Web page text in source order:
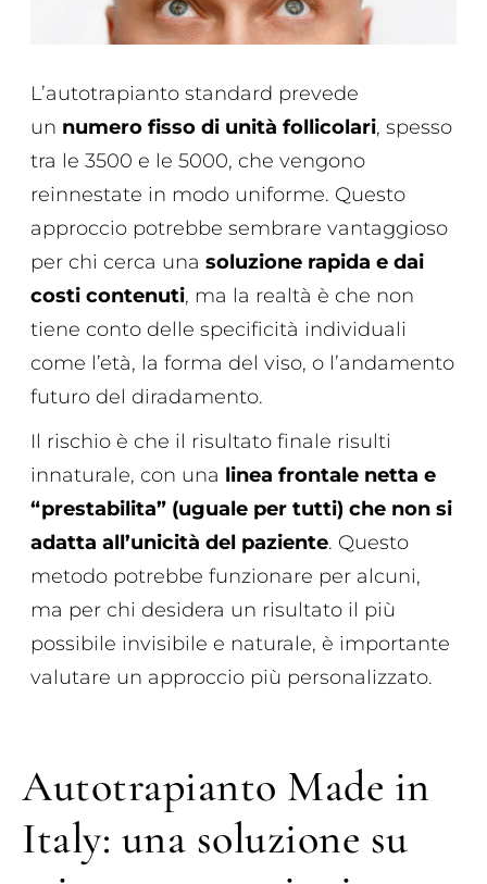
L’autotrapianto standard prevede
un numero fisso di unità follicolari, spesso
tra le 3500 e le 5000, che vengono
reinnestate in modo uniforme. Questo
approccio potrebbe sembrare vantaggioso
per chi cerca unasoluzione rapida e dai
costi contenuti, ma la realtà è che non
tiene conto delle specificità individuali
come l’età, la forma del viso, o l’andamento
futuro del diradamento.
Il rischio è che il risultato finale risulti
innaturale, con una linea frontale netta e
“prestabilita” (uguale per tutti) che non si
adatta all’unicità del paziente. Questo
metodo potrebbe funzionare per alcuni,
ma per chi desidera un risultato il più
possibile invisibile e naturale, è importante
valutare un approccio più personalizzato.
Autotrapianto Made in
Italy: una soluzione su